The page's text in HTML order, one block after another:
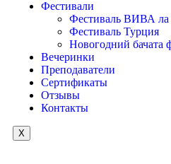
Фестивали
Фестиваль ВИВА
Фестиваль Турция
Новогодний бачата
Вечеринки
Преподаватели
Сертификаты
Отзывы
Контакты
X